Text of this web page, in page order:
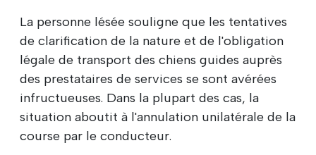
La personne lésée souligne que les tentatives
de clarification de la nature et de l'obligation
légale de transport des chiens guides auprès
des prestataires de services se sont avérées
infructueuses. Dans la plupart des cas, la
situation aboutit à l'annulation unilatérale de la
course par le conducteur.